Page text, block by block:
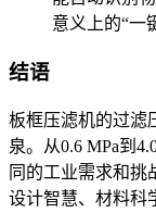
意义上的“一
结语
板框压滤机的过滤
泉。从0.6 MPa到
同的工业需求和挑
设计智慧、材料科